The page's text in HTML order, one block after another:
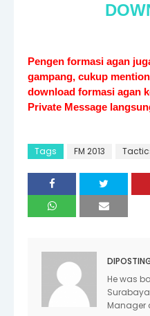
Pengen formasi agan
gampang, cukup
download formasi agan
Private Message
Tags FM 2013
He was
Manager